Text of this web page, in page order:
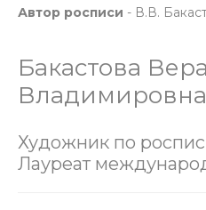
Автор росписи - В.В.
Бакастова Вера
Владимировна
Художник по
Лауреат